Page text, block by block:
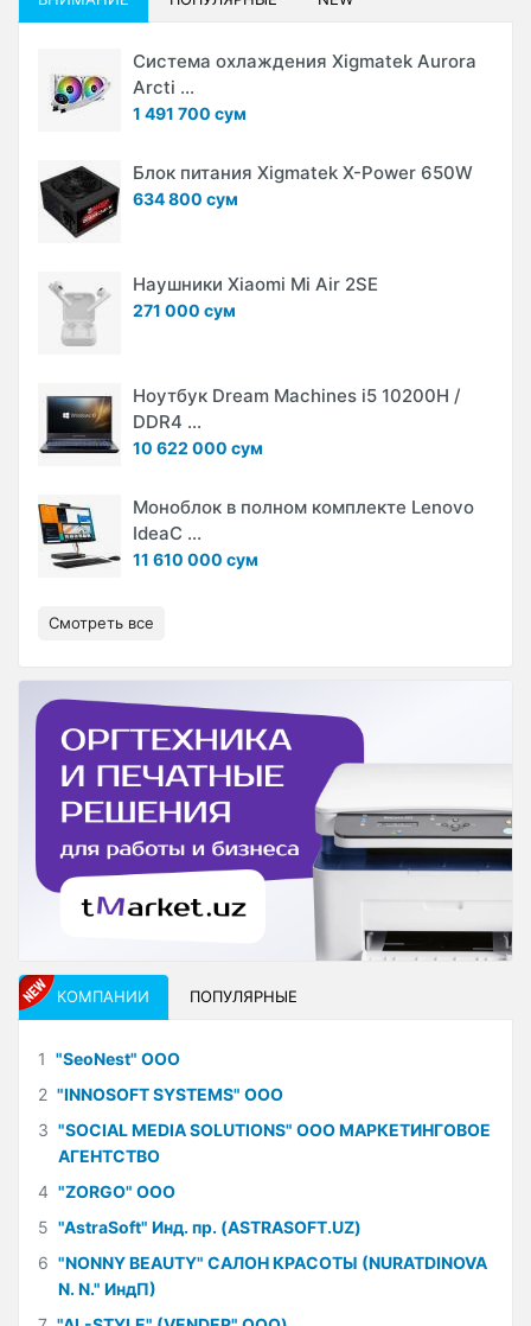
Система охлаждения Xigmatek Aurora
Arcti ...
1 491 700 сум
Блок питания Xigmatek X-Power 650W
634 800 сум
Наушники Xiaomi Mi Air 2SE
271 000 сум
Ноутбук Dream Machines i5 10200H /
DDR4 ...
10 622 000 сум
Моноблок в полном комплекте Lenovo
IdeaC ...
11 610 000 сум
Смотреть все
КОМПАНИИ ПОПУЛЯРНЫЕ
1 "SeoNest" ООО
2 "INNOSOFT SYSTEMS" ООО
3 "SOCIAL MEDIA SOLUTIONS" ООО МАРКЕТИНГОВОЕ
АГЕНТСТВО
4 "ZORGO" ООО
5 "AstraSoft" Инд. пр. (ASTRASOFT.UZ)
6 "NONNY BEAUTY" САЛОН КРАСОТЫ (NURATDINOVA
N. N." ИндП)